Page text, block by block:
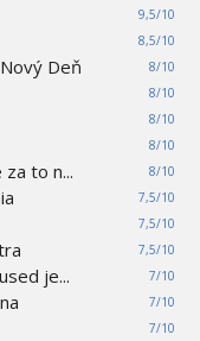
9,5/10
8,5/10
8/10
Deň
8/10
8/10
8/10
8/10
za to n...
7,5/10
7,5/10
7,5/10
7/10
je...
7/10
7/10